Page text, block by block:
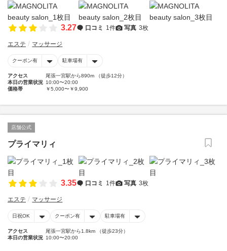
3.27 口コミ 1件 写真 3枚
エステ マッサージ
クーポン有 駐車場有
アクセス
尾張一宮駅から890m （徒歩12分）
本日の営業状況 10:00〜20:00
価格帯
￥5,000〜￥9,900
店舗公式
プライマリィ
3.35 口コミ 1件 写真 3枚
エステ マッサージ
日祝OK クーポン有 駐車場有
アクセス
尾張一宮駅から1.8km （徒歩23分）
本日の営業状況 10:00〜20:00